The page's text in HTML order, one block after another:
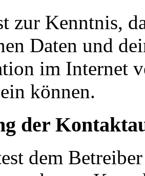
zur Kenntnis,
Daten und
im Internet
können.
der
dem